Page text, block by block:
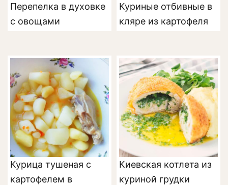
Перепелка в духовке
с овощами
Куриные отбивные в
кляре из картофеля
Курица тушеная с
картофелем в
Киевская котлета из
куриной грудки